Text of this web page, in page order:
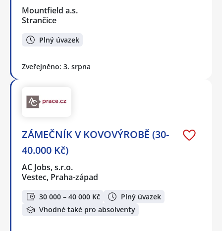
Mountfield a.s.
Strančice
Plný úvazek
Zveřejněno: 3. srpna
ZÁMEČNÍK V KOVOVÝROBĚ (30-
40.000 Kč)
AC Jobs, s.r.o.
Vestec, Praha-západ
30 000 – 40 000 Kč
Plný úvazek
Vhodné také pro absolventy